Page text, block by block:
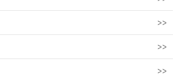
>>
>>
>>